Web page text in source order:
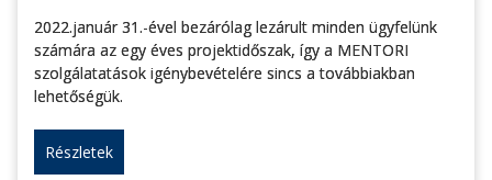
2022.január 31.-ével bezárólag lezárult minden ügyfelünk
számára az egy éves projektidőszak, így a MENTORI
szolgálatatások igénybevételére sincs a továbbiakban
lehetőségük.
Részletek